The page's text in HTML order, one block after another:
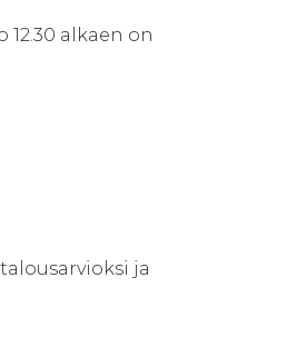
alkaen on
ja